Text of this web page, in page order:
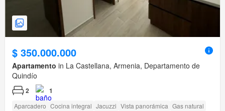
$ 350.000.000
Apartamento in La Castellana, Armenia, Departamento de
Quindío
2 1
Aparcadero Cocina integral Jacuzzi Vista panorámica Gas natural